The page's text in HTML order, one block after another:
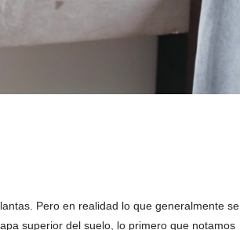
Pero en realidad lo que generalmente se
superior del suelo, lo primero que notamos